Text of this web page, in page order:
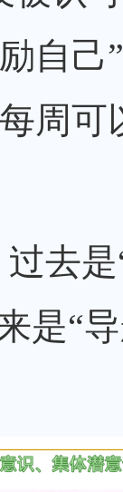
自己
周可
过去是
是“